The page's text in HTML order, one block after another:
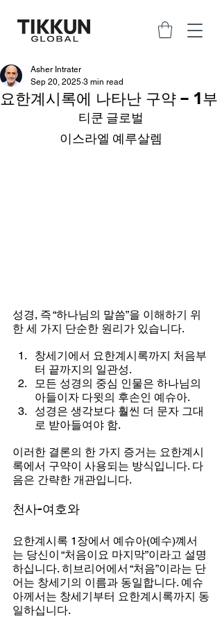
요한계시록에 나타난 구약 – 1부
Asher Intrater
Sep 20, 2025 3 min read
티쿤 글로벌
이스라엘 예루살렘
성경, 즉 “하나님의 말씀”을 이해하기 위
한 세 가지 단순한 원리가 있습니다.
창세기에서 요한계시록까지 처음부
터 끝까지의 일관성.
모든 성경의 중심 인물은 하나님의
아들이자 다윗의 후손인 예슈아.
성경은 생각보다 훨씬 더 문자 그대
로 받아들여야 함.
이러한 결론의 한 가지 증거는 요한계시
록에서 구약이 사용되는 방식입니다. 다
음은 간략한 개관입니다.
천사-여호와
요한계시록 1장에서 예슈아(예수)꼐서
는 당신이 “처음이요 마지막”이라고 설명
하십니다. 히브리어에서 “처음”이라는 단
어는 창세기의 이름과 동일합니다. 예슈
아께서는 창세기부터 요한계시록까지 동
일하십니다.